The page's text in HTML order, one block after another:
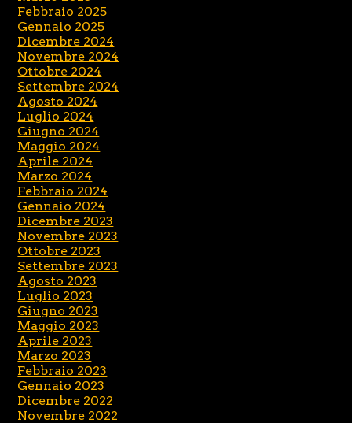
Febbraio 2025
Gennaio 2025
Dicembre 2024
Novembre 2024
Ottobre 2024
Settembre 2024
Agosto 2024
Luglio 2024
Giugno 2024
Maggio 2024
Aprile 2024
Marzo 2024
Febbraio 2024
Gennaio 2024
Dicembre 2023
Novembre 2023
Ottobre 2023
Settembre 2023
Agosto 2023
Luglio 2023
Giugno 2023
Maggio 2023
Aprile 2023
Marzo 2023
Febbraio 2023
Gennaio 2023
Dicembre 2022
Novembre 2022